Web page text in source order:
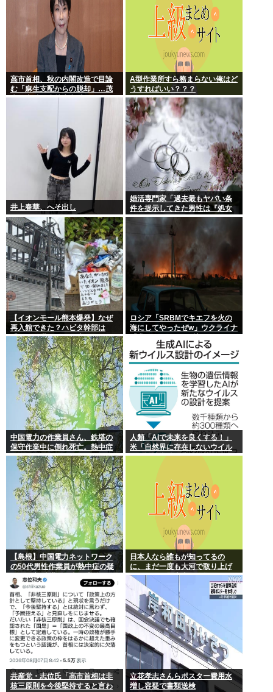
高市首相、秋の内閣改造で目論
む「麻生支配からの脱却」…茂
木敏充氏も小林鷹之氏もクビ
A型作業所すら務まらない俺はど
うすればいい？？？
井上春華、へそ出し
婚活専門家「過去最もヤバい条
件を提示してきた男性は『処女
信仰』」ケンモメン…
【イオンモール熊本爆発】なぜ
再入館できた？ハビタ幹部は
「モール職員は引き止めなかっ
た」イオン「運用を徹底できな
かった可能性」
ロシア「SRBMでキエフを火の
海にしてやったぜw」ウクライナ
「我々もSRBMで反撃する
中国電力の作業員さん、鉄塔の
保守作業中に倒れ死亡。熱中症
か
人類「AIで未来を良くする！」
米「自然界に存在しないウイル
スを設計増殖に成功」技術が進
【島根】中国電力ネットワーク
の50代男性作業員が熱中症の疑
いで死亡 鉄塔の保守作業後に倒
れる 邑南町
日本人なら誰もが知ってるの
に、まだ一度も大河で取り上げ
られてない歴史上の人物
共産党・志位氏「高市首相は非
核三原則を今後堅持すると言わ
立花孝志さんらポスター費用水
増し容疑で書類送検